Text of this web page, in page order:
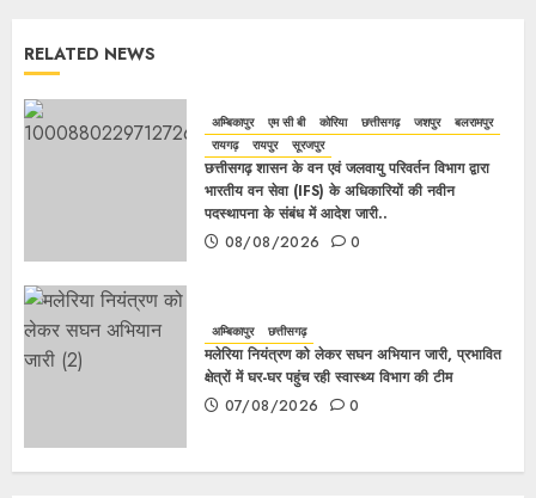
RELATED NEWS
अम्बिकापुर एम सी बी कोरिया छत्तीसगढ़ जशपुर
बलरामपुर
रायगढ़
रायपुर सूरजपुर
छत्तीसगढ़ शासन के वन एवं जलवायु परिवर्तन विभाग द्वारा
भारतीय वन सेवा (IFS) के अधिकारियों की नवीन
पदस्थापना के संबंध में आदेश जारी..
08/08/2026
0
अम्बिकापुर छत्तीसगढ़
मलेरिया नियंत्रण को लेकर सघन अभियान जारी, प्रभावित
क्षेत्रों में घर-घर पहुंच रही स्वास्थ्य विभाग की टीम
07/08/2026
0